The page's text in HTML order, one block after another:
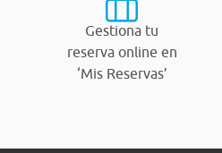
Gestiona tu
reserva online en
‘Mis Reservas’